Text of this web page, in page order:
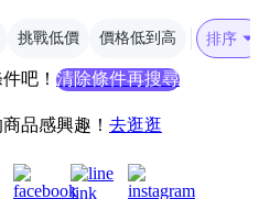
挑戰低價 價格低到高 排序
吧！ 清除條件再搜尋
品感興趣！ 去逛逛